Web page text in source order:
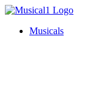
Musicals